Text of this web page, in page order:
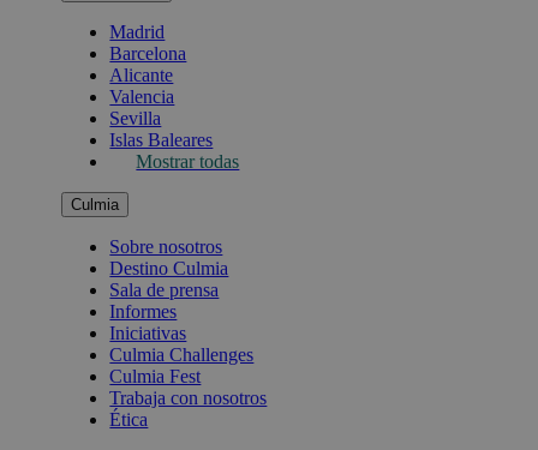
Madrid
Barcelona
Alicante
Valencia
Sevilla
Islas Baleares
Mostrar todas
Culmia
Sobre nosotros
Destino Culmia
Sala de prensa
Informes
Iniciativas
Culmia Challenges
Culmia Fest
Trabaja con nosotros
Ética